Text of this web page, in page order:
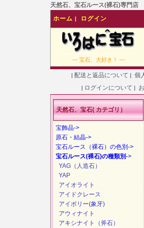
天然石、宝石ルース(裸石)専門
ホーム | ログイン
― 宝石、大好き！ ―
| 配送と返品について | 個
| ログインについて |
天然石、宝石( カテゴリ）
宝飾品->
原石・結晶->
宝石ルース（裸石）の色別->
宝石ルース(裸石)の種類別->
YAG（人造石）
YAP
アイオライト
アイドクレース
アイボリー(象牙)
アウィナイト
アキシナイト（斧石）